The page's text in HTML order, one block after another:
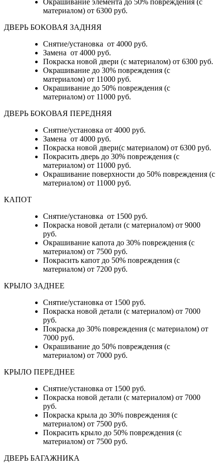
Окрашивание элемента до 50% повреждения (с
материалом) от 6300 руб.
ДВЕРЬ БОКОВАЯ ЗАДНЯЯ
Снятие/установка от 4000 руб.
Замена от 4000 руб.
Покраска новой двери (с материалом) от 6300 руб.
Окрашивание до 30% повреждения (с
материалом) от 11000 руб.
Окрашивание до 50% повреждения (с
материалом) от 11000 руб.
ДВЕРЬ БОКОВАЯ ПЕРЕДНЯЯ
Снятие/установка от 4000 руб.
Замена от 4000 руб.
Покраска новой двери(с материалом) от 6300 руб.
Покрасить дверь до 30% повреждения (с
материалом) от 11000 руб.
Окрашивание поверхности до 50% повреждения (с
материалом) от 11000 руб.
КАПОТ
Снятие/установка от 1500 руб.
Покраска новой детали (с материалом) от 9000
руб.
Окрашивание капота до 30% повреждения (с
материалом) от 7500 руб.
Покрасить капот до 50% повреждения (с
материалом) от 7200 руб.
КРЫЛО ЗАДНЕЕ
Снятие/установка от 1500 руб.
Покраска новой детали (с материалом) от 7000
руб.
Покраска до 30% повреждения (с материалом) от
7000 руб.
Окрашивание до 50% повреждения (с
материалом) от 7000 руб.
КРЫЛО ПЕРЕДНЕЕ
Снятие/установка от 1500 руб.
Покраска новой детали (с материалом) от 7000
руб.
Покраска крыла до 30% повреждения (с
материалом) от 7500 руб.
Покрасить крыло до 50% повреждения (с
материалом) от 7500 руб.
ДВЕРЬ БАГАЖНИКА